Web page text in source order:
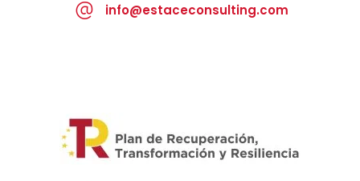
info@estaceconsulting.com